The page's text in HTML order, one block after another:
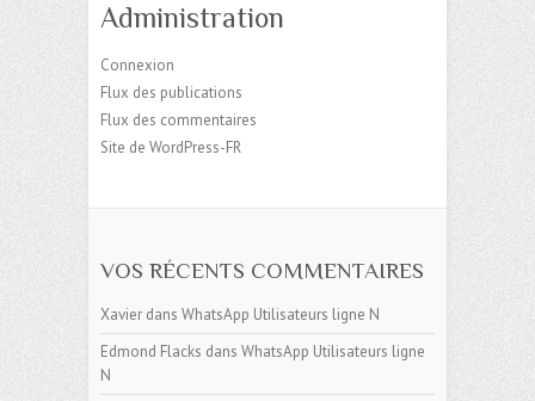
Administration
Connexion
Flux des publications
Flux des commentaires
Site de WordPress-FR
VOS RÉCENTS COMMENTAIRES
Xavier dans WhatsApp Utilisateurs ligne N
Edmond Flacks dans WhatsApp Utilisateurs ligne
N